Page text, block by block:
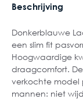
Beschrijving
Donkerblauwe
een slim fit
Hoogwaardige
draagcomfort.
verkochte model
mannen: niet